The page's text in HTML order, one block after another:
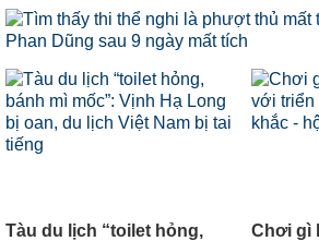
Tàu du lịch “toilet hỏng,
Chơi gì